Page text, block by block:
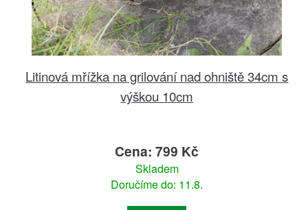
Litinová mřížka na grilování nad ohniště 34cm s
výškou 10cm
Cena: 799 Kč
Skladem
Doručíme do: 11.8.